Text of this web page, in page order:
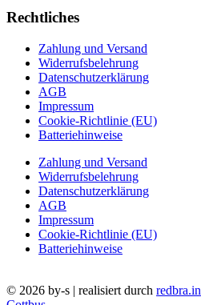
Rechtliches
Zahlung und Versand
Widerrufsbelehrung
Datenschutzerklärung
AGB
Impressum
Cookie-Richtlinie (EU)
Batteriehinweise
Zahlung und Versand
Widerrufsbelehrung
Datenschutzerklärung
AGB
Impressum
Cookie-Richtlinie (EU)
Batteriehinweise
© 2026 by-s | realisiert durch redbra.in